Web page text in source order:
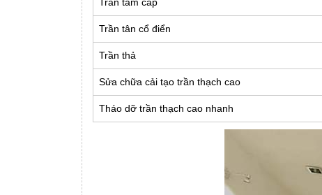
Trần tân cổ điển
Trần thả
Sửa chữa cải tạo trần thạch cao
Tháo dỡ trần thạch cao nhanh